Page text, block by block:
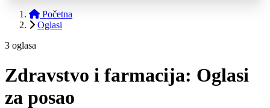
Početna
Oglasi
3 oglasa
Zdravstvo i farmacija: Oglasi
za posao